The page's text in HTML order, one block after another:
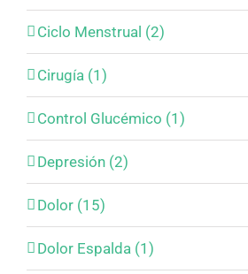
Ciclo Menstrual (2)
Cirugía (1)
Control Glucémico (1)
Depresión (2)
Dolor (15)
Dolor Espalda (1)